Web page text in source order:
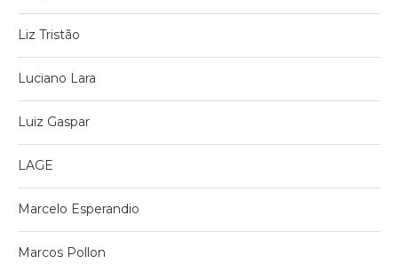
Liz Tristão
Luciano Lara
Luiz Gaspar
LAGE
Marcelo Esperandio
Marcos Pollon